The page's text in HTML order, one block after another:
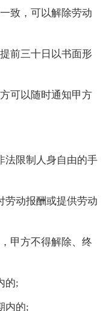
致，可以解除劳动
前三十日以书面形
可以随时通知甲方
法限制人身自由的手
劳动报酬或提供劳动
甲方不得解除、终
的;
内的;